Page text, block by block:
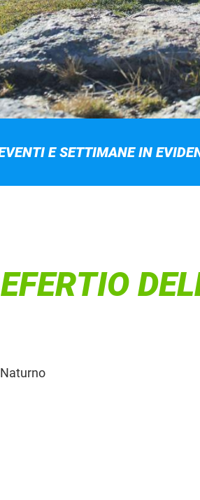
E SETTIMANE IN